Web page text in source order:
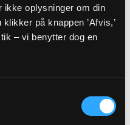
ikke oplysninger om din
på knappen ’Afvis,’
– vi benytter dog en